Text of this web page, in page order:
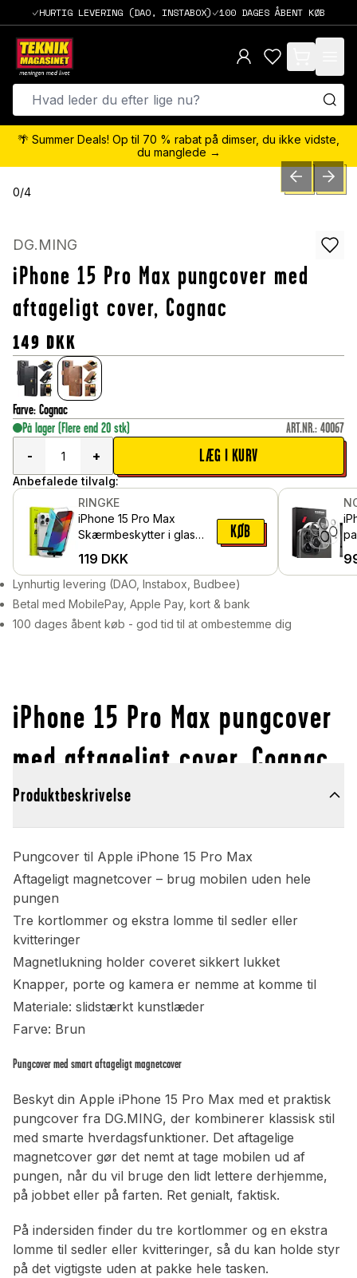
HURTIG LEVERING (DAO, INSTABOX) 100 DAGES ÅBENT KØB
items in cart,
🌴 Summer Deals! Op til 70 % rabat på dimser, du ikke vidste,
du manglede →
0/4 PREVIOUSNEXT
DG.MING
iPhone 15 Pro Max pungcover med
aftageligt cover, Cognac
149 DKK
Farve: Cognac
På lager (Flere end 20 stk) ART.NR.: 40067
-
+ LÆG I KURV
Anbefalede tilvalg:
RINGKE
iPhone 15 Pro Max
Skærmbeskytter i glas
119 DKK
KØB
Lynhurtig levering (DAO, Instabox, Budbee)
Betal med MobilePay, Apple Pay, kort & bank
100 dages åbent køb - god tid til at ombestemme dig
iPhone 15 Pro Max pungcover
med aftageligt cover, Cognac
Produktbeskrivelse
Pungcover til Apple iPhone 15 Pro Max
Aftageligt magnetcover – brug mobilen uden hele
pungen
Tre kortlommer og ekstra lomme til sedler eller
kvitteringer
Magnetlukning holder coveret sikkert lukket
Knapper, porte og kamera er nemme at komme til
Materiale: slidstærkt kunstlæder
Farve: Brun
Pungcover med smart aftageligt magnetcover
Beskyt din Apple iPhone 15 Pro Max med et praktisk
pungcover fra DG.MING, der kombinerer klassisk stil
med smarte hverdagsfunktioner. Det aftagelige
magnetcover gør det nemt at tage mobilen ud af
pungen, når du vil bruge den lidt lettere derhjemme,
på jobbet eller på farten. Ret genialt, faktisk.
På indersiden finder du tre kortlommer og en ekstra
lomme til sedler eller kvitteringer, så du kan holde styr
på det vigtigste uden at pakke hele tasken.